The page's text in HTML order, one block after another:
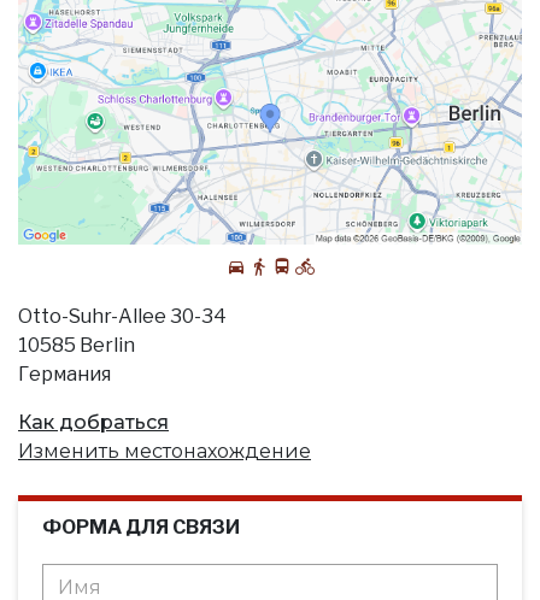
Otto-Suhr-Allee 30-34
10585 Berlin
Германия
Как добраться
Изменить местонахождение
ФОРМА ДЛЯ СВЯЗИ